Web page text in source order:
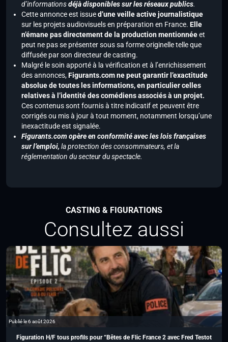
d’informationsdéjà disponibles sur les réseaux publics.
Cette annonce est issued’une veille active journalistique
sur les projets audiovisuels en préparation en France. Elle
n’émane pas directement de la production mentionnéeet
peut ne pas se présenter sous sa forme originelle telle que
diffusée par son directeur de casting.
Malgré le soin apporté à la vérification et à l’enrichissement
des annonces,Figurants.com ne peut garantir l’exactitude
absolue de toutes les informations, en particulier celles
relatives à l’identité des comédiens associés à un projet.
Ces contenus sont fournis à titre indicatif et peuvent être
corrigés ou mis à jour à tout moment, notamment lorsqu’une
inexactitude est signalée.
Figurants.com opère en conformité avec les lois françaises
sur l’emploi, la protection des consommateurs, et la
réglementation du secteur du spectacle.
CASTING & FIGURATIONS
Consultez aussi
Publié le 6 août 2026
Figuration H/F tous profils pour “Bêtes de Flic France 2 avec Fred Testot